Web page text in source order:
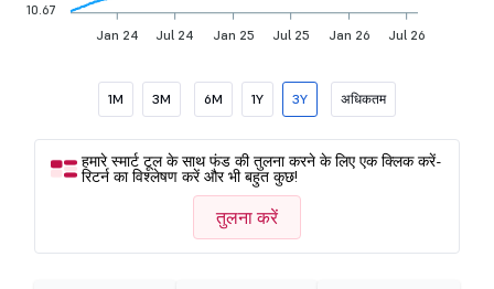
Jan 24 Jul 24 Jan 25 Jul 25 Jan 26 Jul 26
10.67
1M 3M 6M 1Y 3Y अधिकतम
हमारे स्मार्ट टूल के साथ फंड की तुलना करने के लिए एक क्लिक करें-
रिटर्न का विश्लेषण करें और भी बहुत कुछ!
तुलना करें